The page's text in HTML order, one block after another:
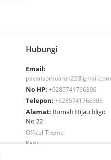
Hubungi
Email:
pacansorbuaran22@gmail.com
No HP: +6285741766306
Telepon: +6285741766306
Alamat: Rumah Hijau bligo
No 22
Offical Theme
Karir